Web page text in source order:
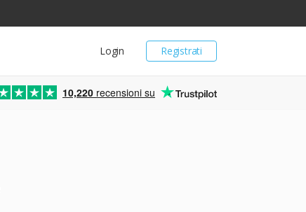
Registrati
Login
10,220 recensioni su